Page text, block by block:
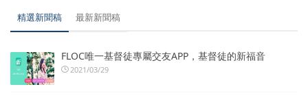
精選新聞稿 最新新聞稿
FLOC唯一基督徒專屬交友APP，基督徒的新福音
2021/03/29